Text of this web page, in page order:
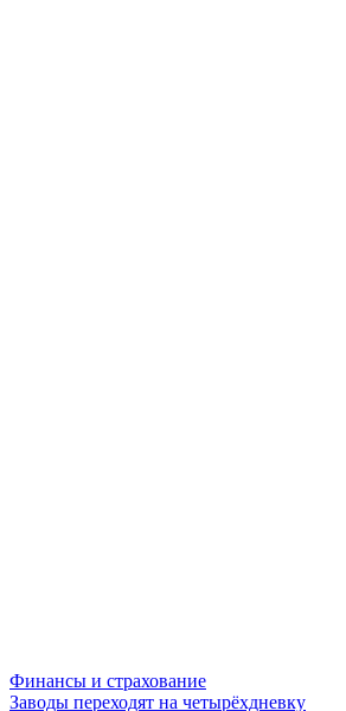
Финансы и страхование
Заводы переходят на четырёхдневку